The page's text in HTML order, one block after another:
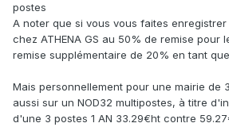
postes
A noter que si vous vous faites
chez ATHENA GS au 50% de remise pour
remise supplémentaire de 20% en tant
Mais personnellement pour une mairie de
aussi sur un NOD32 multipostes, à titre
d'une 3 postes 1 AN 33.29€ht contre